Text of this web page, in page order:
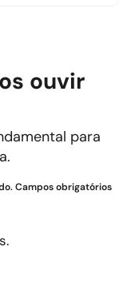
ouvir
para
Campos obrigatórios